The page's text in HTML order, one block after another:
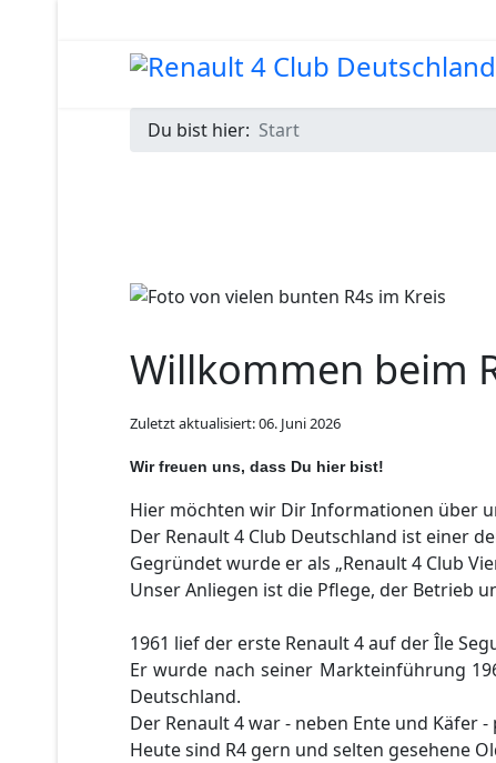
Du bist hier: Start
Willkommen beim
Zuletzt aktualisiert: 06. Juni 2026
Wir freuen uns, dass Du hier bist!
Hier möchten wir Dir Informationen über
Der Renault 4 Club Deutschland ist einer
Gegründet wurde er als „Renault 4 Club
Unser Anliegen ist die Pflege, der Betrieb
1961 lief der erste Renault 4 auf der Île
Er wurde nach seiner Markteinführung
Deutschland.
Der Renault 4 war - neben Ente und Käfer
Heute sind R4 gern und selten gesehene